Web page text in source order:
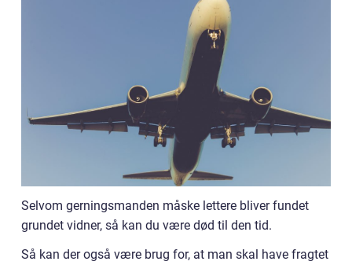
Selvom gerningsmanden måske lettere bliver fundet
grundet vidner, så kan du være død til den tid.
Så kan der også være brug for, at man skal have fragtet